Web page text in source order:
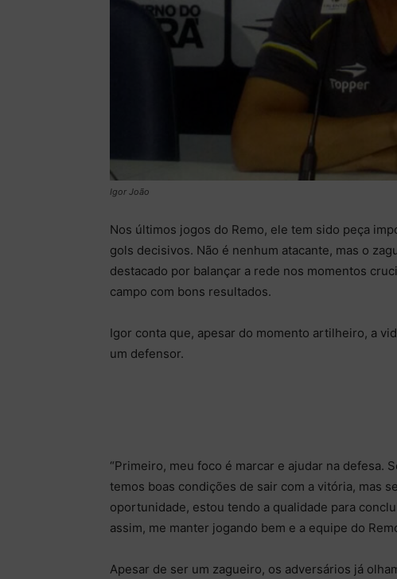
Igor João
Nos últimos jogos do Remo, ele tem sido peça
gols decisivos. Não é nenhum atacante, mas o
destacado por balançar a rede nos momentos
campo com bons resultados.
Igor conta que, apesar do momento artilheiro, a
um defensor.
“Primeiro, meu foco é marcar e ajudar na defesa.
temos boas condições de sair com a vitória, mas
oportunidade, estou tendo a qualidade para
assim, me manter jogando bem e a equipe do
Apesar de ser um zagueiro, os adversários já